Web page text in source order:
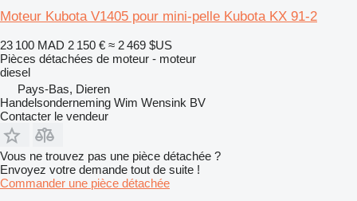
Moteur Kubota V1405 pour mini-pelle Kubota KX 91-2
23 100 MAD 2 150 € ≈ 2 469 $US
Pièces détachées de moteur - moteur
diesel
Pays-Bas, Dieren
Handelsonderneming Wim Wensink BV
Contacter le vendeur
Vous ne trouvez pas une pièce détachée ?
Envoyez votre demande tout de suite !
Commander une pièce détachée